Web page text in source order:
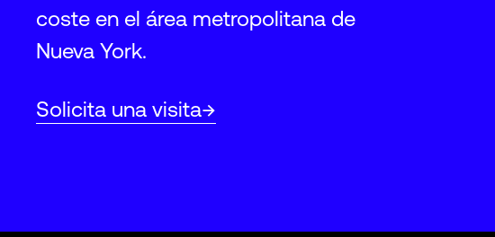
coste en el área metropolitana de
Nueva York.
Solicita una visita